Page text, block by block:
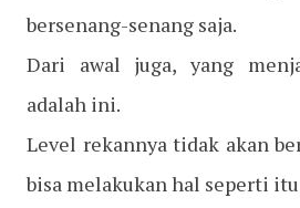
bersenang-senang saja.
Dari awal juga, yang
adalah ini.
Level rekannya tidak akan
bisa melakukan hal seperti